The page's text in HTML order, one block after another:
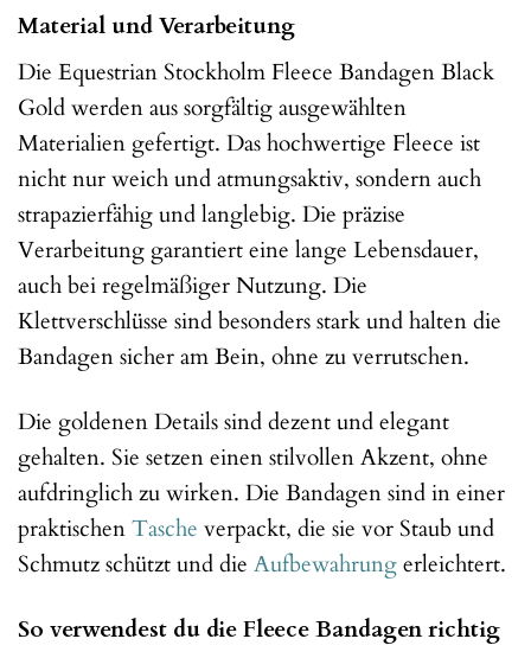
Material und Verarbeitung
Die Equestrian Stockholm Fleece Bandagen Black
Gold werden aus sorgfältig ausgewählten
Materialien gefertigt. Das hochwertige Fleece ist
nicht nur weich und atmungsaktiv, sondern auch
strapazierfähig und langlebig. Die präzise
Verarbeitung garantiert eine lange Lebensdauer,
auch bei regelmäßiger Nutzung. Die
Klettverschlüsse sind besonders stark und halten die
Bandagen sicher am Bein, ohne zu verrutschen.
Die goldenen Details sind dezent und elegant
gehalten. Sie setzen einen stilvollen Akzent, ohne
aufdringlich zu wirken. Die Bandagen sind in einer
praktischenTasche verpackt, die sie vor Staub und
Schmutz schützt und die Aufbewahrungerleichtert.
So verwendest du die Fleece Bandagen richtig